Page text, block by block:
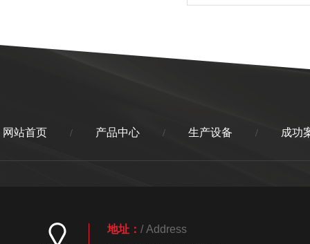
网站首页 / 产品中心 / 生产设备 / 成功
地址： / Address